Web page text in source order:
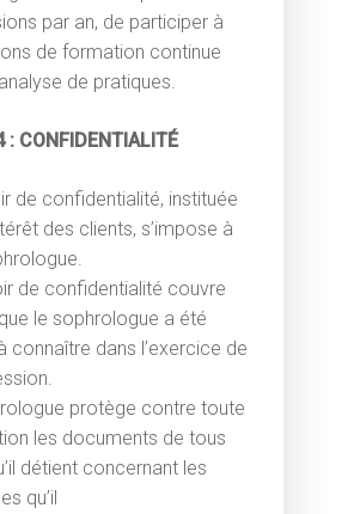
par an, de participer à
de formation continue
de pratiques.
CONFIDENTIALITÉ
de confidentialité, instituée
des clients, s’impose à
de confidentialité couvre
le sophrologue a été
connaître dans l’exercice de
protège contre toute
les documents de tous
détient concernant les
qu’il